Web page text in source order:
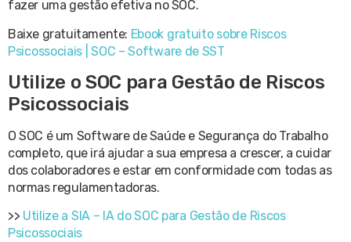
fazer uma gestão efetiva no SOC.
Baixe gratuitamente: Ebook gratuito sobre Riscos
Psicossociais | SOC – Software de SST
Utilize o SOC para Gestão de Riscos
Psicossociais
O SOC é um Software de Saúde e Segurança do Trabalho
completo, que irá ajudar a sua empresa a crescer, a cuidar
dos colaboradores e estar em conformidade com todas as
normas regulamentadoras.
>> Utilize a SIA – IA do SOC para Gestão de Riscos
Psicossociais